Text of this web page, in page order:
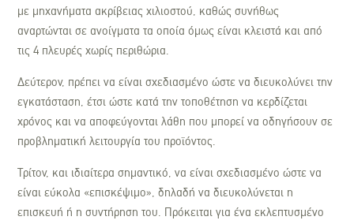
με μηχανήματα ακρίβειας χιλιοστού, καθώς συνήθως
αναρτώνται σε ανοίγματα τα οποία όμως είναι κλειστά και από
τις 4 πλευρές χωρίς περιθώρια.
Δεύτερον, πρέπει να είναι σχεδιασμένο ώστε να διευκολύνει την
εγκατάσταση, έτσι ώστε κατά την τοποθέτηση να κερδίζεται
χρόνος και να αποφεύγονται λάθη που μπορεί να οδηγήσουν σε
προβληματική λειτουργία του προϊόντος.
Τρίτον, και ιδιαίτερα σημαντικό, να είναι σχεδιασμένο ώστε να
είναι εύκολα «επισκέψιμο», δηλαδή να διευκολύνεται η
επισκευή ή η συντήρηση του. Πρόκειται για ένα εκλεπτυσμένο